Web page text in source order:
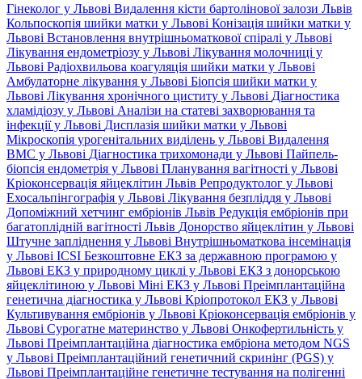
Гінеколог у Львові Видалення кісти бартолінової залози Львів
Кольпоскопія шийки матки у Львові Конізація шийки матки у
Львові Встановлення внутрішньоматкової спіралі у Львові
Лікування ендометріозу у Львові Лікування молочниці у
Львові Радіохвильова коагуляція шийки матки у Львові
Амбулаторне лікування у Львові Біопсія шийки матки у
Львові Лікування хронічного циститу у Львові Діагностика
хламідіозу у Львові Аналізи на статеві захворювання та
інфекції у Львові Дисплазія шийки матки у Львові
Мікроскопія урогенітальних виділень у Львові Видалення
ВМС у Львові Діагностика трихомонади у Львові Пайпель-
біопсія ендометрія у Львові Планування вагітності у Львові
Кріоконсервація яйцеклітин Львів Репродуктолог у Львові
Ехосальпінгографія у Львові Лікування безпліддя у Львові
Допоміжний хетчинг ембріонів Львів Редукція ембріонів при
багатоплідній вагітності Львів Донорство яйцеклітин у Львові
Штучне запліднення у Львові Внутрішньоматкова інсемінація
у Львові ICSI Безкоштовне ЕКЗ за державною програмою у
Львові ЕКЗ у природному циклі у Львові ЕКЗ з донорською
яйцеклітиною у Львові Міні ЕКЗ у Львові Преімплантаційна
генетична діагностика у Львові Кріопротокол ЕКЗ у Львові
Культивування ембріонів у Львові Кріоконсервація ембріонів у
Львові Сурогатне материнство у Львові Онкофертильність у
Львові Преімплантаційна діагностика ембріона методом NGS
у Львові Преімплантаційний генетичний скринінг (PGS) у
Львові Преімплантаційне генетичне тестування на полігенні